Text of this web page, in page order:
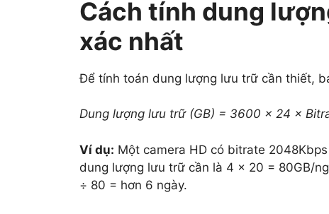
Cách tính dung
xác nhất
Để tính toán dung lượng lưu trữ cần thiết,
Dung lượng lưu trữ (GB) = 3600 × 24 ×
Ví dụ: Một camera HD có bitrate
dung lượng lưu trữ cần là 4 × 20 = 80GB/
÷ 80 = hơn 6 ngày.